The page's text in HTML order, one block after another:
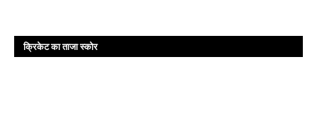
क्रिकेट का ताजा स्कोर